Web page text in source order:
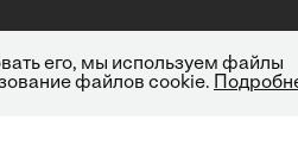
его, мы используем файлы
файлов cookie.